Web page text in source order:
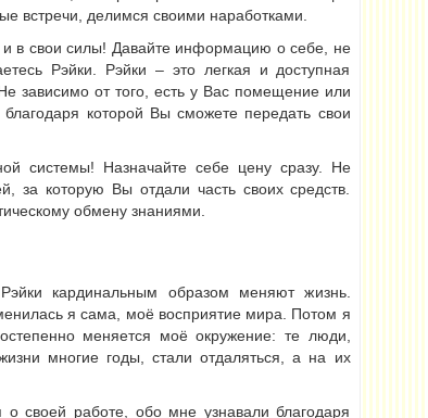
встречи, делимся своими наработками.
в свои силы! Давайте информацию о себе, не
Рэйки. Рэйки – это легкая и доступная
зависимо от того, есть у Вас помещение или
благодаря которой Вы сможете передать свои
системы! Назначайте себе цену сразу. Не
за которую Вы отдали часть своих средств.
обмену знаниями.
кардинальным образом меняют жизнь.
я сама, моё восприятие мира. Потом я
меняется моё окружение: те люди,
многие годы, стали отдаляться, а на их
своей работе, обо мне узнавали благодаря